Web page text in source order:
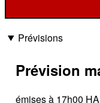
Prévisions
Prévision
émises à 17h00